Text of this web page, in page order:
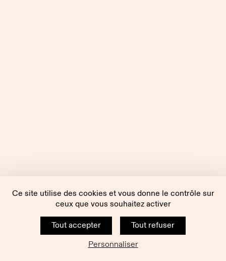
Ce site utilise des cookies et vous donne le contrôle sur
ceux que vous souhaitez activer
Tout accepter
Tout refuser
Personnaliser